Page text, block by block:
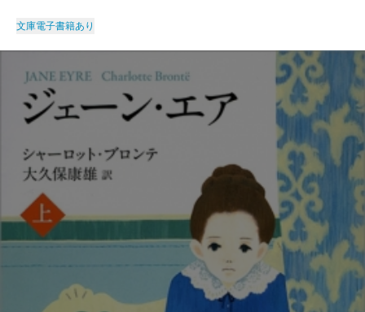
文庫電子書籍あり